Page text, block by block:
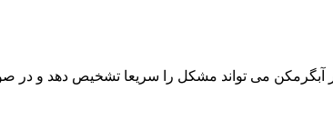
می تواند مشکل را سریعا تشخیص دهد و در